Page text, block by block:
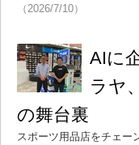
（2026/7/10）
AIに
ラヤ
の舞台裏
スポーツ用品店をチェー